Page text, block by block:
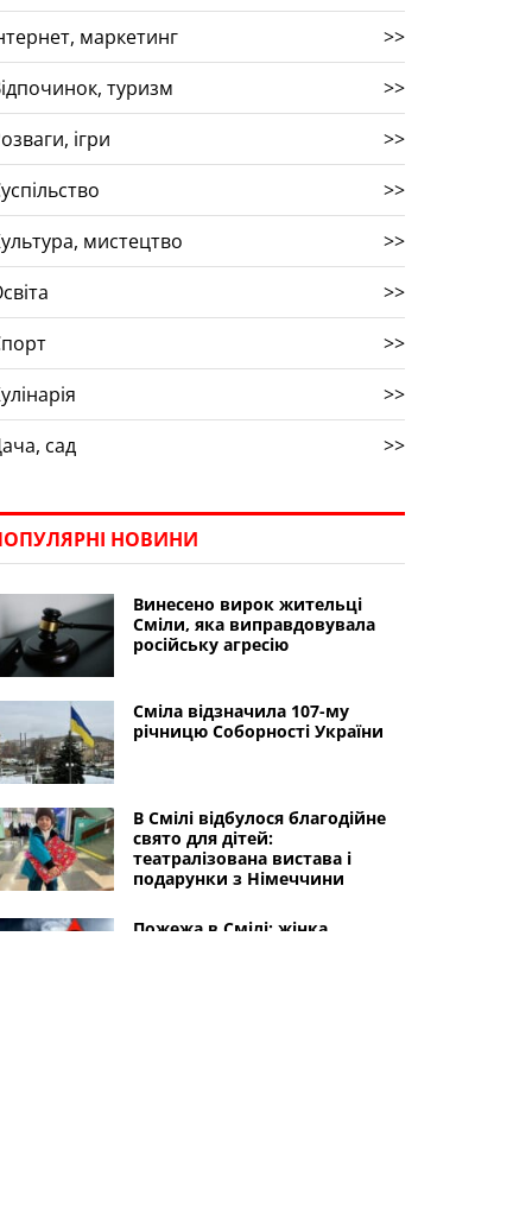
маркетинг
>>
туризм
>>
ігри
>>
>>
мистецтво
>>
>>
>>
>>
сад
>>
НОВИНИ
Винесено вирок жительці
Сміли, яка виправдовувала
російську агресію
Сміла відзначила 107-му
річницю Соборності України
В Смілі відбулося благодійне
свято для дітей:
театралізована вистава і
подарунки з Німеччини
Пожежа в Смілі: жінка